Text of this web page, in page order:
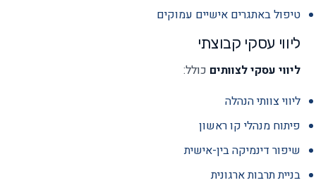
טיפול באתגרים אישיים עמוקים
ליווי עסקי קבוצתי
ליווי עסקי לצוותים כולל:
ליווי צוותי הנהלה
פיתוח מנהלי קו ראשון
שיפור דינמיקה בין-אישית
בניית תרבות ארגונית